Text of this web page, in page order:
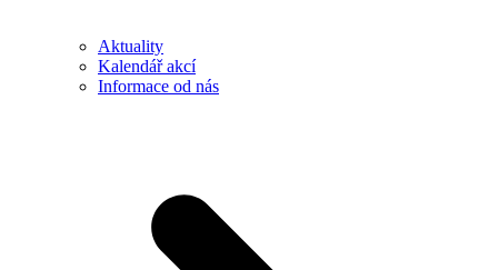
Aktuality
Kalendář akcí
Informace od nás